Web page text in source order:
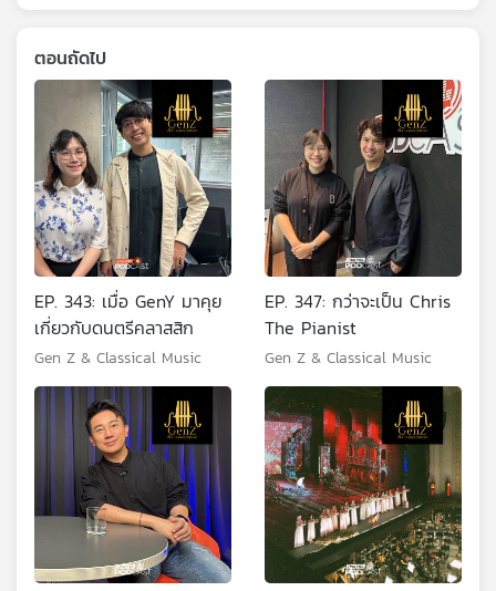
ตอนถัดไป
EP. 343: เมื่อ GenY มาคุย
เกี่ยวกับดนตรีคลาสสิก
Gen Z & Classical Music
EP. 347: กว่าจะเป็น Chris
The Pianist
Gen Z & Classical Music